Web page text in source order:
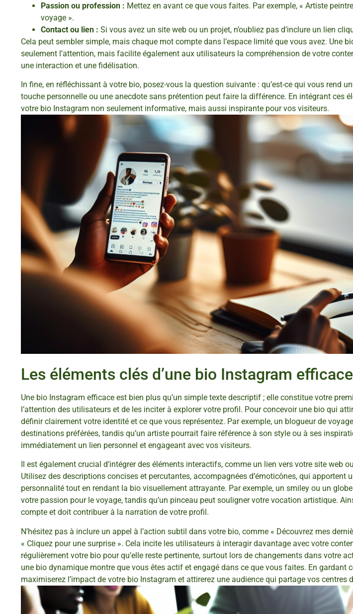
Passion ou profession : Mettez en avant ce que vous faites. Par exemple, « Artiste
voyage ».
Contact ou lien : Si vous avez un site web ou un projet, n’oubliez pas d’inclure un lien
Cela peut sembler simple, mais chaque mot compte dans l’espace limité que vous avez. Une
seulement l’attention, mais facilite également aux utilisateurs la compréhension de votre
une interaction et une fidélisation.
In fine, en réfléchissant à votre bio, posez-vous la question suivante : qu’est-ce qui vous rend
touche personnelle ou une anecdote sans prétention peut faire la différence. En intégrant ces
votre bio Instagram non seulement informative, mais aussi inspirante pour vos visiteurs.
Les éléments clés d’une bio Instagram efficace
Une bio Instagram efficace est bien plus qu’un simple texte descriptif ; elle constitue votre
l’attention des utilisateurs et de les inciter à explorer votre profil. Pour concevoir une bio qui
définir clairement votre identité et ce que vous représentez. Par exemple, un blogueur de
destinations préférées, tandis qu’un artiste pourrait faire référence à son style ou à ses
immédiatement un lien personnel et engageant avec vos visiteurs.
Il est également crucial d’intégrer des éléments interactifs, comme un lien vers votre site web
Utilisez des descriptions concises et percutantes, accompagnées d’émoticônes, qui apportent
personnalité tout en rendant la bio visuellement attrayante. Par exemple, un smiley ou un
votre passion pour le voyage, tandis qu’un pinceau peut souligner votre vocation artistique.
compte et doit contribuer à la narration de votre profil.
N’hésitez pas à inclure un appel à l’action subtil dans votre bio, comme « Découvrez mes
« Cliquez pour une surprise ». Cela incite les utilisateurs à interagir davantage avec votre
régulièrement votre bio pour qu’elle reste pertinente, surtout lors de changements dans votre
une bio dynamique montre que vous êtes actif et engagé dans ce que vous faites. En gardant
maximiserez l’impact de votre bio Instagram et attirerez une audience qui partage vos centres